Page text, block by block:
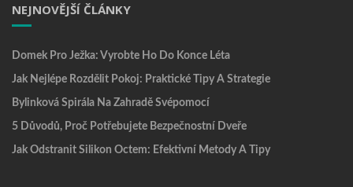
NEJNOVĚJŠÍ ČLÁNKY
Domek Pro Ježka: Vyrobte Ho Do Konce Léta
Jak Nejlépe Rozdělit Pokoj: Praktické Tipy A Strategie
Bylinková Spirála Na Zahradě Svépomocí
5 Důvodů, Proč Potřebujete Bezpečnostní Dveře
Jak Odstranit Silikon Octem: Efektivní Metody A Tipy